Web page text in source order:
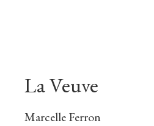
La Veuve
Marcelle Ferron